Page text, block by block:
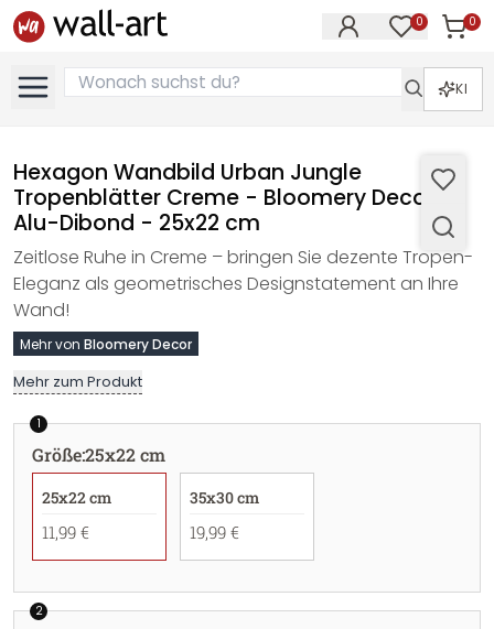
0 0
KI
Hexagon Wandbild Urban Jungle
Tropenblätter Creme - Bloomery Decor -
Alu-Dibond - 25x22 cm
Zeitlose Ruhe in Creme – bringen Sie dezente Tropen-
Eleganz als geometrisches Designstatement an Ihre
Wand!
Mehr von Bloomery Decor
Mehr zum Produkt
1
Größe:25x22 cm
25x22 cm
11,99 €
35x30 cm
19,99 €
2